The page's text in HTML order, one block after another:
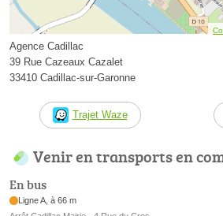
Agence Cadillac
39 Rue Cazeaux Cazalet
33410 Cadillac-sur-Garonne
Trajet Waze
Venir en transports en
En bus
Ligne A, à 66 m